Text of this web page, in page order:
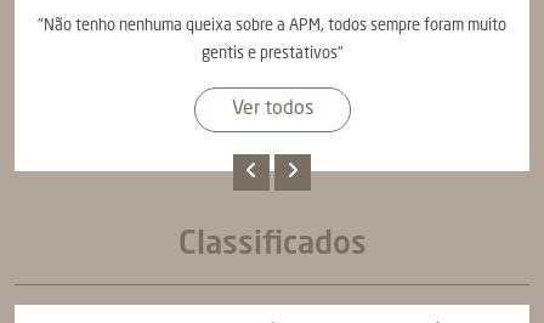
"Não tenho nenhuma queixa sobre a APM, todos sempre foram muito
gentis e prestativos"
Ver todos
Classificados